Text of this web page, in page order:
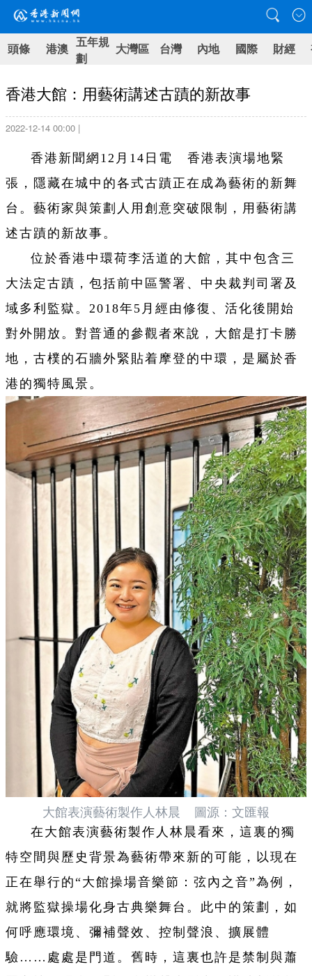
頭條 港澳 五年規
劃
大灣區 台灣 內地 國際 財經
香港大館：用藝術講述古蹟的新故事
2022-12-14 00:00 |
香港新聞網12月14日電 香港表演場地緊
張，隱藏在城中的各式古蹟正在成為藝術的新舞
台。藝術家與策劃人用創意突破限制，用藝術講
述古蹟的新故事。
位於香港中環荷李活道的大館，其中包含三
大法定古蹟，包括前中區警署、中央裁判司署及
域多利監獄。2018年5月經由修復、活化後開始
對外開放。對普通的參觀者來說，大館是打卡勝
地，古樸的石牆外緊貼着摩登的中環，是屬於香
港的獨特風景。
大館表演藝術製作人林晨 圖源：文匯報
在大館表演藝術製作人林晨看來，這裏的獨
特空間與歷史背景為藝術帶來新的可能，以現在
正在舉行的“大館操場音樂節：弦內之音”為例，
就將監獄操場化身古典樂舞台。此中的策劃，如
何呼應環境、彌補聲效、控制聲浪、擴展體
驗……處處是門道。舊時，這裏也許是禁制與蕭